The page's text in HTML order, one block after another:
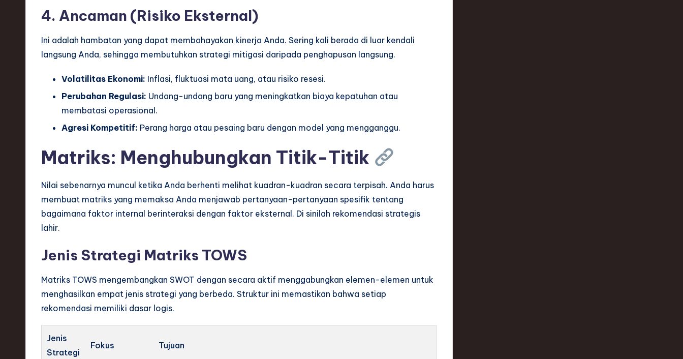
4. Ancaman (Risiko Eksternal)
Ini adalah hambatan yang dapat membahayakan kinerja Anda. Sering kali berada di luar kendali
langsung Anda, sehingga membutuhkan strategi mitigasi daripada penghapusan langsung.
Volatilitas Ekonomi: Inflasi, fluktuasi mata uang, atau risiko resesi.
Perubahan Regulasi: Undang-undang baru yang meningkatkan biaya kepatuhan atau
membatasi operasional.
Agresi Kompetitif: Perang harga atau pesaing baru dengan model yang mengganggu.
Matriks: Menghubungkan Titik-Titik
Nilai sebenarnya muncul ketika Anda berhenti melihat kuadran-kuadran secara terpisah. Anda harus
membuat matriks yang memaksa Anda menjawab pertanyaan-pertanyaan spesifik tentang
bagaimana faktor internal berinteraksi dengan faktor eksternal. Di sinilah rekomendasi strategis
lahir.
Jenis Strategi Matriks TOWS
Matriks TOWS mengembangkan SWOT dengan secara aktif menggabungkan elemen-elemen untuk
menghasilkan empat jenis strategi yang berbeda. Struktur ini memastikan bahwa setiap
rekomendasi memiliki dasar logis.
Jenis
Strategi
Fokus Tujuan